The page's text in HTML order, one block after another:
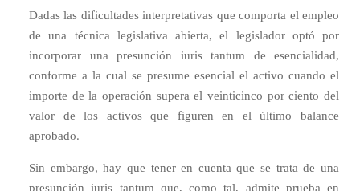
Dadas las dificultades interpretativas que comporta el empleo
de una técnica legislativa abierta, el legislador optó por
incorporar una presunción iuris tantum de esencialidad,
conforme a la cual se presume esencial el activo cuando el
importe de la operación supera el veinticinco por ciento del
valor de los activos que figuren en el último balance
aprobado.
Sin embargo, hay que tener en cuenta que se trata de una
presunción iuris tantum que, como tal, admite prueba en